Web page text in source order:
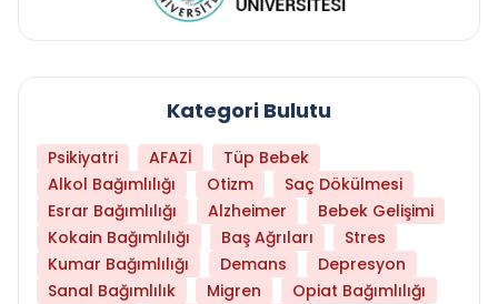
Kategori Bulutu
Psikiyatri AFAZİ
Tüp Bebek
Alkol Bağımlılığı
Otizm
Saç Dökülmesi
Esrar Bağımlılığı
Alzheimer
Bebek Gelişimi
Kokain Bağımlılığı
Baş Ağrıları
Stres
Kumar Bağımlılığı
Demans
Depresyon
Sanal Bağımlılık
Migren
Opiat Bağımlılığı